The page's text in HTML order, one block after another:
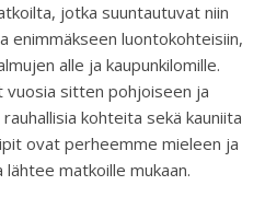
jotka suuntautuvat niin
enimmäkseen luontokohteisiin,
alle ja kaupunkilomille.
vuosia sitten pohjoiseen ja
kohteita sekä kauniita
ovat perheemme mieleen ja
matkoille mukaan.